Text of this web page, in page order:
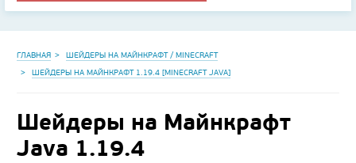
ГЛАВНАЯ
ШЕЙДЕРЫ НА МАЙНКРАФТ / MINECRAFT
ШЕЙДЕРЫ НА МАЙНКРАФТ 1.19.4 [MINECRAFT JAVA]
Шейдеры на Майнкрафт
Java 1.19.4